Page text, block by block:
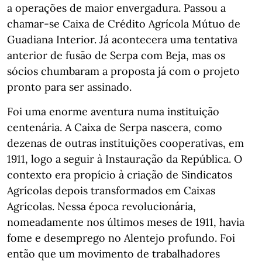
a operações de maior envergadura. Passou a
chamar-se Caixa de Crédito Agrícola Mútuo de
Guadiana Interior. Já acontecera uma tentativa
anterior de fusão de Serpa com Beja, mas os
sócios chumbaram a proposta já com o projeto
pronto para ser assinado.
Foi uma enorme aventura numa instituição
centenária. A Caixa de Serpa nascera, como
dezenas de outras instituições cooperativas, em
1911, logo a seguir à Instauração da República. O
contexto era propício à criação de Sindicatos
Agrícolas depois transformados em Caixas
Agrícolas. Nessa época revolucionária,
nomeadamente nos últimos meses de 1911, havia
fome e desemprego no Alentejo profundo. Foi
então que um movimento de trabalhadores